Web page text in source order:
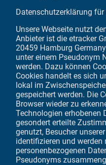
Datenschutzerklärung
Unsere Webseite nutzt
Anbieter ist die etracker
20459 Hamburg
unter einem Pseudonym
werden. Dazu können
Cookies handelt es sich
lokal im
gespeichert werden. Die
Browser wieder zu
Technologien erhobenen
gesondert erteilte
genutzt, Besucher
identifizieren und werden
personenbezogenen
Pseudonyms